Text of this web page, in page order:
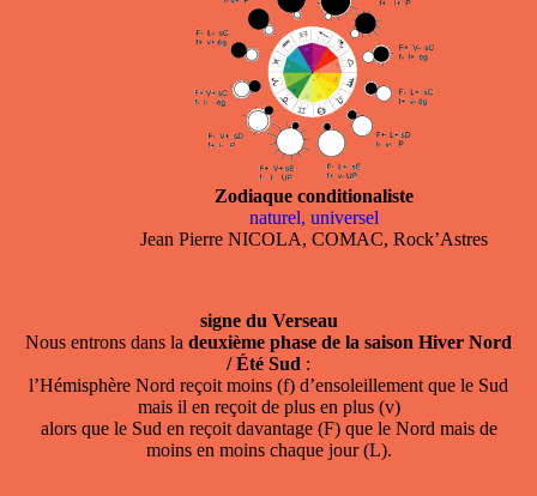
Zodiaque conditionaliste
naturel, universel
Jean Pierre NICOLA, COMAC, Rock’Astres
signe du Verseau
Nous entrons dans la deuxième phase de la saison Hiver Nord
/ Été Sud :
l’Hémisphère Nord reçoit moins (f) d’ensoleillement que le Sud
mais il en reçoit de plus en plus (v)
alors que le Sud en reçoit davantage (F) que le Nord mais de
moins en moins chaque jour (L).